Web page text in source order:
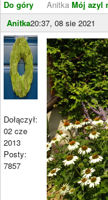
Do góry
Anitka Mój azyl
Anitka20:37, 08 sie 2021
Dołączył:
02 cze
2013
Posty:
7857